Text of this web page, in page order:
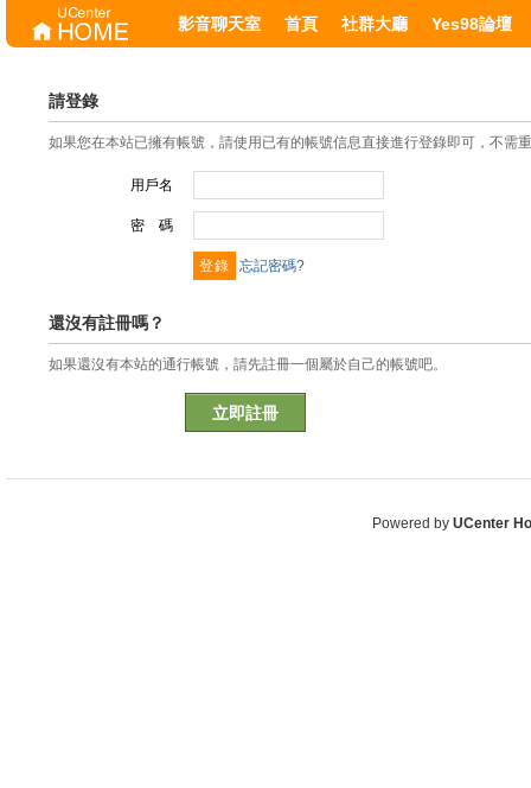
影音聊天室 首頁 社群大廳 Yes98論壇
請登錄
如果您在本站已擁有帳號，請使用已有的帳號信息直接進行登錄即可，不需
用戶名
密 碼
忘記密碼?
還沒有註冊嗎？
如果還沒有本站的通行帳號，請先註冊一個屬於自己的帳號吧。
立即註冊
Powered by UCenter